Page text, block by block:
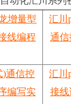
增量型
线编程
汇川
通
)通信控
编写实
汇川
接